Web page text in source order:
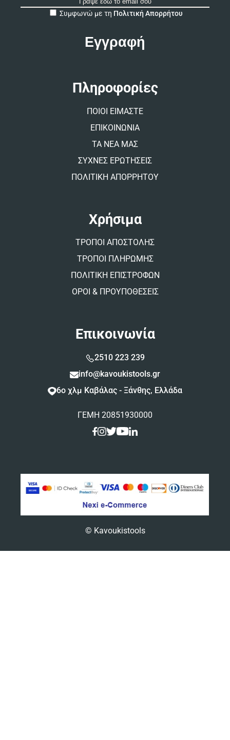
Συμφωνώ με τη Πολιτική Απορρήτου
Πληροφορίες
ΠΟΙΟΙ ΕΙΜΑΣΤΕ
ΕΠΙΚΟΙΝΩΝΙΑ
ΤΑ ΝΕΑ ΜΑΣ
ΣΥΧΝΕΣ ΕΡΩΤΗΣΕΙΣ
ΠΟΛΙΤΙΚΗ ΑΠΟΡΡΗΤΟΥ
Χρήσιμα
ΤΡΟΠΟΙ ΑΠΟΣΤΟΛΗΣ
ΤΡΟΠΟΙ ΠΛΗΡΩΜΗΣ
ΠΟΛΙΤΙΚΗ ΕΠΙΣΤΡΟΦΩΝ
ΟΡΟΙ & ΠΡΟΥΠΟΘΕΣΕΙΣ
Επικοινωνία
2510 223 239
info@kavoukistools.gr
6ο χλμ Καβάλας - Ξάνθης, Ελλάδα
ΓΕΜΗ 20851930000
© Kavoukistools